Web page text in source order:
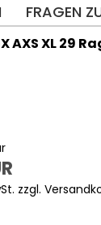
FRAGEN
AXS XL 29
zzgl.